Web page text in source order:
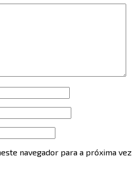
navegador para a próxima vez